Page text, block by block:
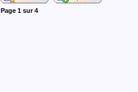
Page 1 sur4